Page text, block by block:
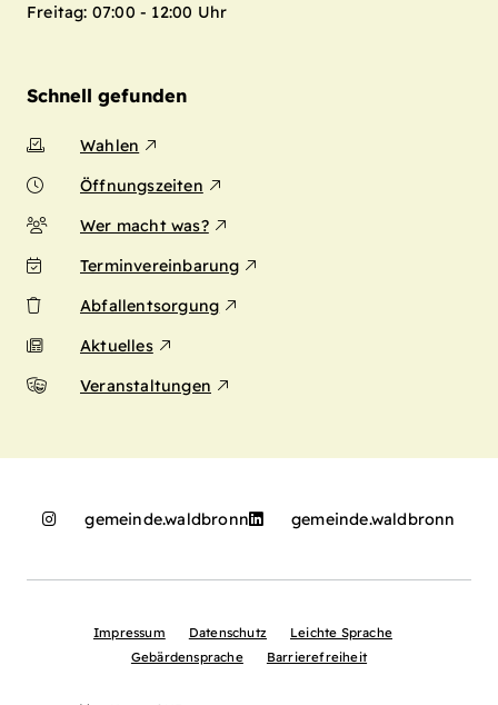
Freitag: 07:00 - 12:00 Uhr
Schnell gefunden
Wahlen
Öffnungszeiten
Wer macht was?
Terminvereinbarung
Abfallentsorgung
Aktuelles
Veranstaltungen
gemeinde.waldbronn gemeinde.waldbronn
Impressum Datenschutz
Leichte Sprache
Gebärdensprache
Barrierefreiheit